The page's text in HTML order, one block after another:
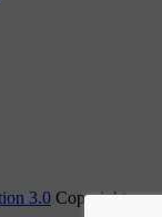
3.0 Copyright